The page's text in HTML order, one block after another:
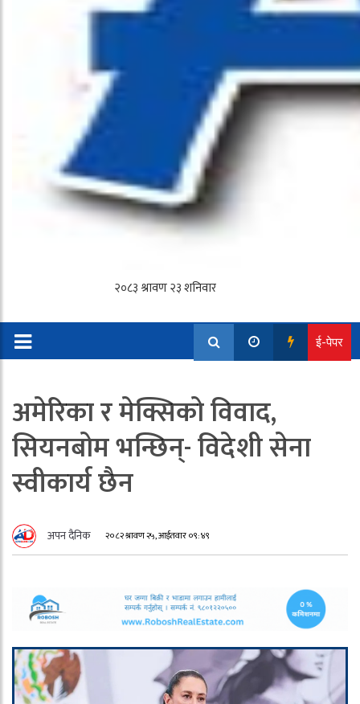
ई-पेपर
अमेरिका र मेक्सिको विवाद,
सियनबोम भन्छिन्- विदेशी सेना
स्वीकार्य छैन
अपन दैनिक २०८२ श्रावण २५, आईतवार ०९:४९